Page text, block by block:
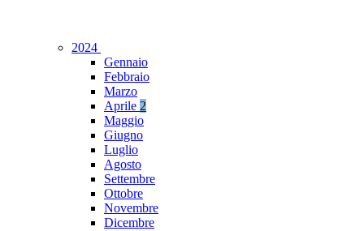
2024
Gennaio
Febbraio
Marzo
Aprile 2
Maggio
Giugno
Luglio
Agosto
Settembre
Ottobre
Novembre
Dicembre